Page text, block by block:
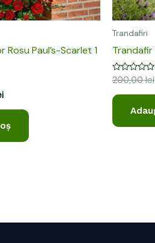
Paul’s-Scarlet 1
Trandafiri
Evaluat
0
din
200,00lei